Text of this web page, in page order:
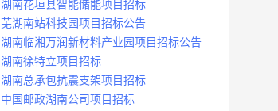
湖南花垣县智能储能项目招标
芜湖南站科技园项目招标公告
湖南临湘万润新材料产业园项目招标公告
湖南徐特立项目招标
湖南总承包抗震支架项目招标
中国邮政湖南公司项目招标